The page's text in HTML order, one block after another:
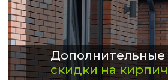
Дополнительные
скидки на кирпич